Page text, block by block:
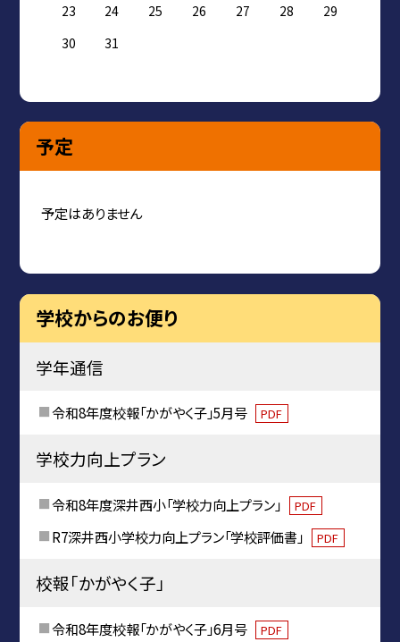
23
24 25 26 27 28
29
30
31
予定
予定はありません
学校からのお便り
学年通信
令和8年度校報「かがやく子」5月号 PDF
学校力向上プラン
令和8年度深井西小「学校力向上プラン」 PDF
R7深井西小学校力向上プラン「学校評価書」 PDF
校報「かがやく子」
令和8年度校報「かがやく子」6月号 PDF